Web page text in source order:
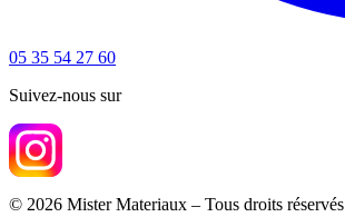
05 35 54 27 60
Suivez-nous sur
© 2026 Mister Materiaux – Tous droits réservés